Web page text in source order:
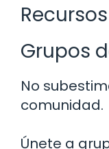
Grupos
No
comunidad.
Únete a